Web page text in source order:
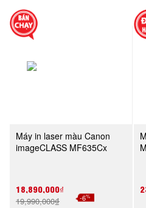
Máy in laser màu Canon
imageCLASS MF635Cx
18,890,000₫
19,990,000₫ -6%